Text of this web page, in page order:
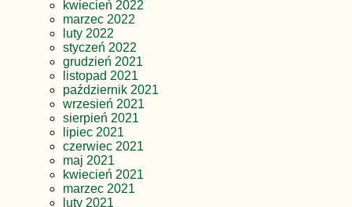
kwiecień 2022
marzec 2022
luty 2022
styczeń 2022
grudzień 2021
listopad 2021
październik 2021
wrzesień 2021
sierpień 2021
lipiec 2021
czerwiec 2021
maj 2021
kwiecień 2021
marzec 2021
luty 2021